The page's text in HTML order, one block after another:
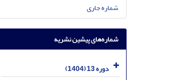
شماره جاری
شماره‌های پیشین نشریه
دوره 13 (1404)